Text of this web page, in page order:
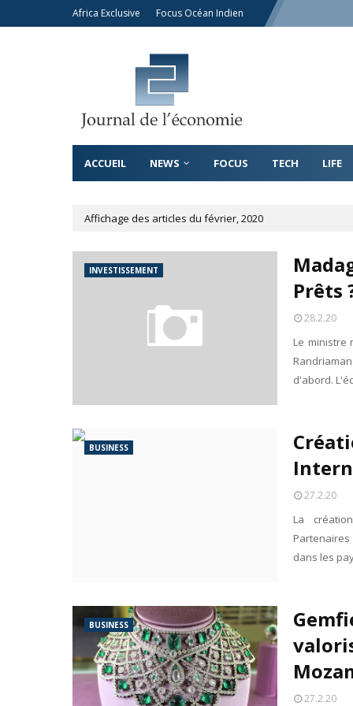
Africa Exclusive Focus Océan Indien
ACCUEIL NEWS FOCUS TECH LIFE
Affichage des articles du février, 2020
INVESTISSEMENT
Prêts
28.2.20
Le ministre
d'abord.
BUSINESS
27.2.20
La
Partenaires
dans les
BUSINESS
27.2.20